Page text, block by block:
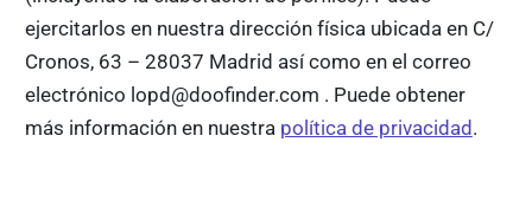
ejercitarlos en nuestra dirección física ubicada en C/
Cronos, 63 – 28037 Madrid así como en el correo
electrónico lopd@doofinder.com . Puede obtener
más información en nuestra política de privacidad .